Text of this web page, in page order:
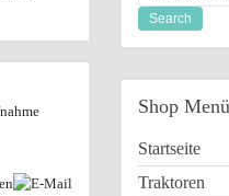
Shop Menü
Startseite
Traktoren